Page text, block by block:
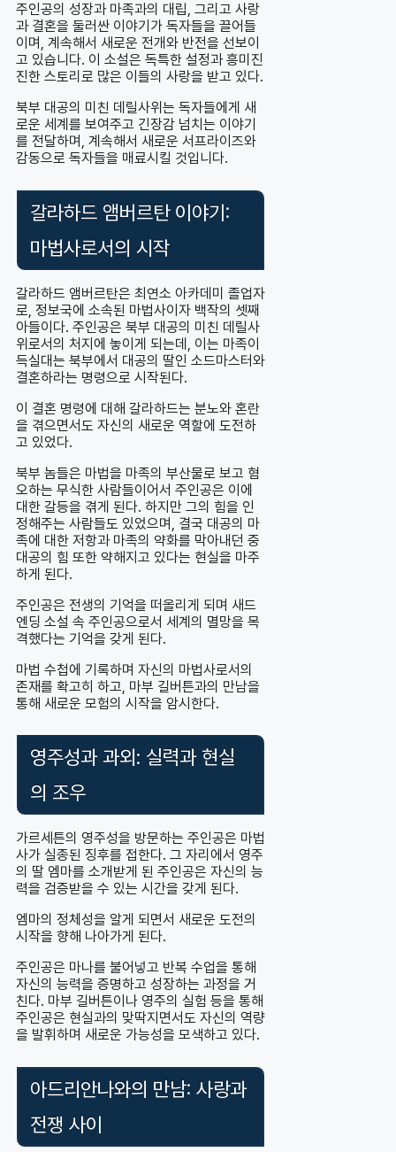
주인공의 성장과 마족과의 대립, 그리고 사랑
과 결혼을 둘러싼 이야기가 독자들을 끌어들
이며, 계속해서 새로운 전개와 반전을 선보이
고 있습니다. 이 소설은 독특한 설정과 흥미진
진한 스토리로 많은 이들의 사랑을 받고 있다.
북부 대공의 미친 데릴사위는 독자들에게 새
로운 세계를 보여주고 긴장감 넘치는 이야기
를 전달하며, 계속해서 새로운 서프라이즈와
감동으로 독자들을 매료시킬 것입니다.
갈라하드 앰버르탄 이야기:
마법사로서의 시작
갈라하드 앰버르탄은 최연소 아카데미 졸업자
로, 정보국에 소속된 마법사이자 백작의 셋째
아들이다. 주인공은 북부 대공의 미친 데릴사
위로서의 처지에 놓이게 되는데, 이는 마족이
득실대는 북부에서 대공의 딸인 소드마스터와
결혼하라는 명령으로 시작된다.
이 결혼 명령에 대해 갈라하드는 분노와 혼란
을 겪으면서도 자신의 새로운 역할에 도전하
고 있었다.
북부 놈들은 마법을 마족의 부산물로 보고 혐
오하는 무식한 사람들이어서 주인공은 이에
대한 갈등을 겪게 된다. 하지만 그의 힘을 인
정해주는 사람들도 있었으며, 결국 대공의 마
족에 대한 저항과 마족의 약화를 막아내던 중
대공의 힘 또한 약해지고 있다는 현실을 마주
하게 된다.
주인공은 전생의 기억을 떠올리게 되며 새드
엔딩 소설 속 주인공으로서 세계의 멸망을 목
격했다는 기억을 갖게 된다.
마법 수첩에 기록하며 자신의 마법사로서의
존재를 확고히 하고, 마부 길버튼과의 만남을
통해 새로운 모험의 시작을 암시한다.
영주성과 과외: 실력과 현실
의 조우
가르세튼의 영주성을 방문하는 주인공은 마법
사가 실종된 징후를 접한다. 그 자리에서 영주
의 딸 엠마를 소개받게 된 주인공은 자신의 능
력을 검증받을 수 있는 시간을 갖게 된다.
엠마의 정체성을 알게 되면서 새로운 도전의
시작을 향해 나아가게 된다.
주인공은 마나를 불어넣고 반복 수업을 통해
자신의 능력을 증명하고 성장하는 과정을 거
친다. 마부 길버튼이나 영주의 실험 등을 통해
주인공은 현실과의 맞딱지면서도 자신의 역량
을 발휘하며 새로운 가능성을 모색하고 있다.
아드리안나와의 만남: 사랑과
전쟁 사이